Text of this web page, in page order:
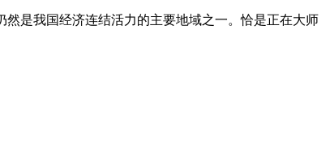
是我国经济连结活力的主要地域之一。恰是正在大师